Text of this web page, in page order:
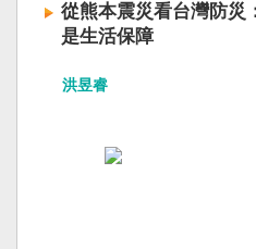
從熊本震災看台灣防災
是生活保障
洪昱睿